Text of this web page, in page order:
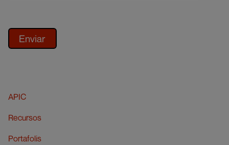
APIC
Recursos
Portafolis